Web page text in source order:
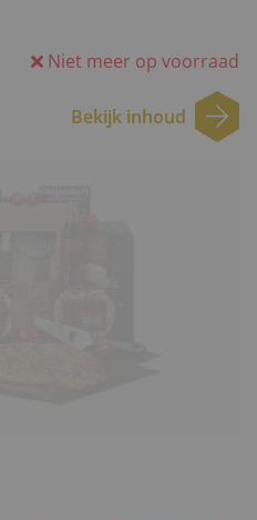
Niet meer op voorraad
Bekijk inhoud